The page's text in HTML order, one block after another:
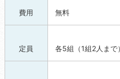
費用 無料
定員 各5組（1組2人まで）